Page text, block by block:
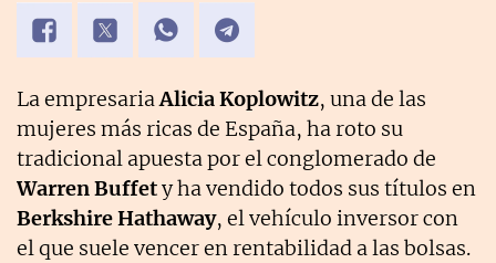
La empresariaAlicia Koplowitz, una de las
mujeres más ricas de España, ha roto su
tradicional apuesta por el conglomerado de
Warren Buffety ha vendido todos sus títulos en
Berkshire Hathaway, el vehículo inversor con
el que suele vencer en rentabilidad a las bolsas.